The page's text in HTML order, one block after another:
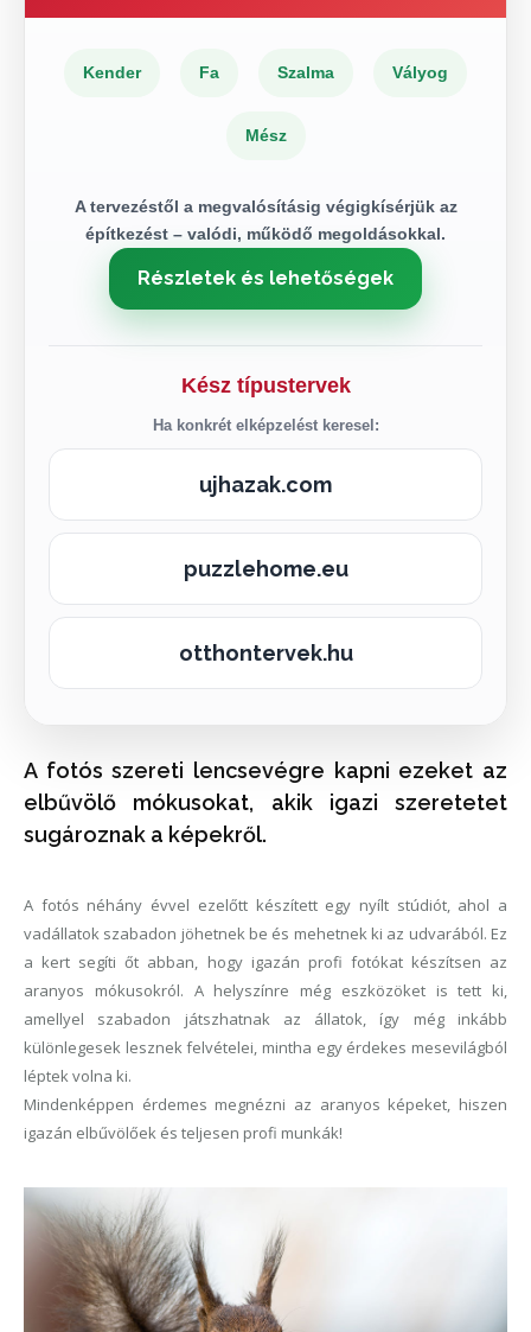
Kender Fa Szalma Vályog
Mész
A tervezéstől a megvalósításig végigkísérjük az
építkezést – valódi, működő megoldásokkal.
Részletek és lehetőségek
Kész típustervek
Ha konkrét elképzelést keresel:
ujhazak.com
puzzlehome.eu
otthontervek.hu
A fotós szereti lencsevégre kapni ezeket az
elbűvölő mókusokat, akik igazi szeretetet
sugároznak a képekről.
A fotós néhány évvel ezelőtt készített egy nyílt stúdiót, ahol a
vadállatok szabadon jöhetnek be és mehetnek ki az udvarából. Ez
a kert segíti őt abban, hogy igazán profi fotókat készítsen az
aranyos mókusokról. A helyszínre még eszközöket is tett ki,
amellyel szabadon játszhatnak az állatok, így még inkább
különlegesek lesznek felvételei, mintha egy érdekes mesevilágból
léptek volna ki.
Mindenképpen érdemes megnézni az aranyos képeket, hiszen
igazán elbűvölőek és teljesen profi munkák!